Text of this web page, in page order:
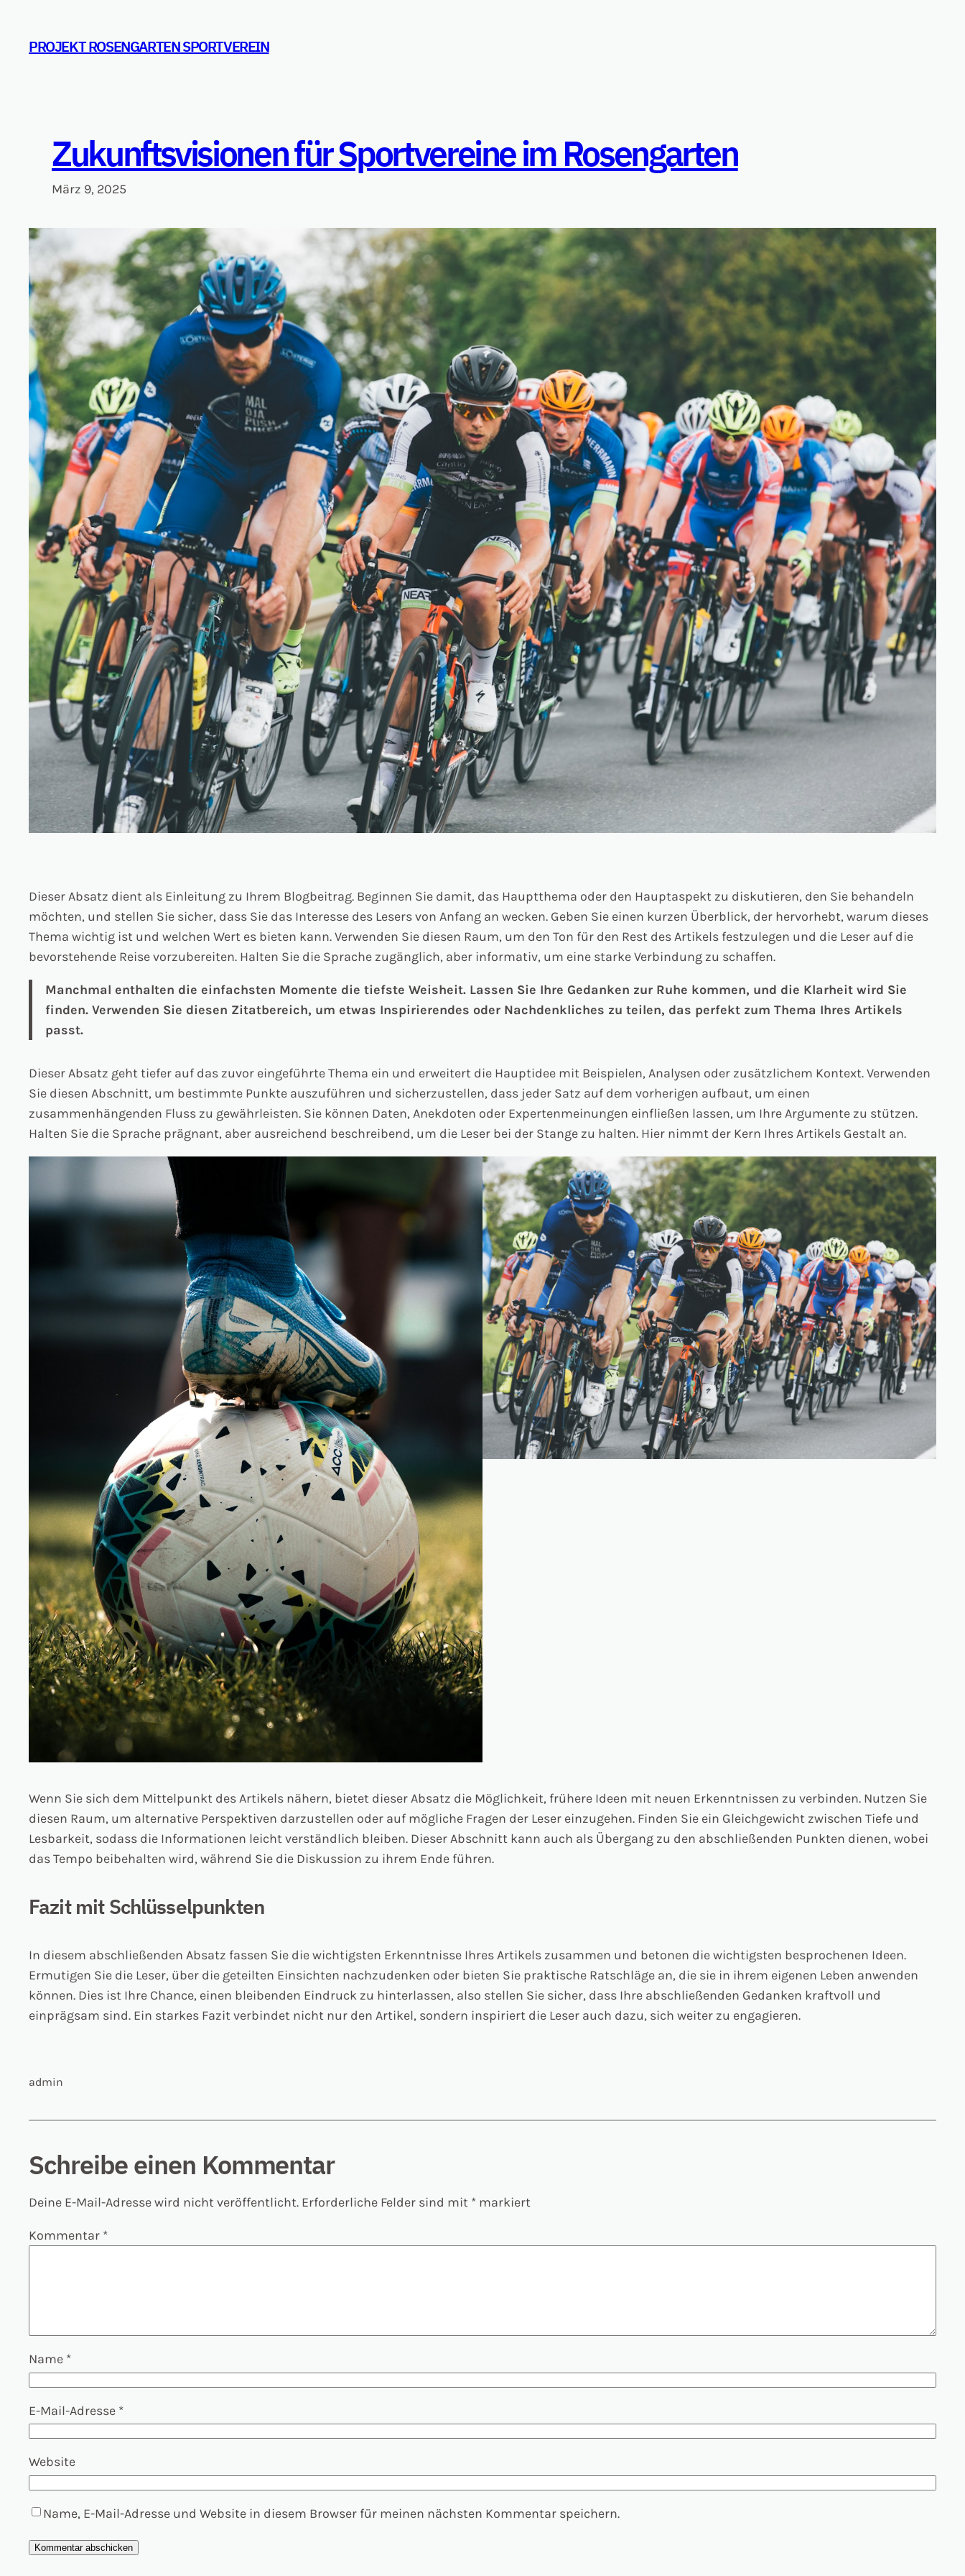
springen
PROJEKT ROSENGARTEN SPORTVEREIN
Zukunftsvisionen für Sportvereine im Rosengarten
März 9, 2025
Dieser Absatz dient als Einleitung zu Ihrem Blogbeitrag. Beginnen Sie damit, das Hauptthema oder den Hauptaspekt zu diskutieren, den Sie behandeln
möchten, und stellen Sie sicher, dass Sie das Interesse des Lesers von Anfang an wecken. Geben Sie einen kurzen Überblick, der hervorhebt, warum dieses
Thema wichtig ist und welchen Wert es bieten kann. Verwenden Sie diesen Raum, um den Ton für den Rest des Artikels festzulegen und die Leser auf die
bevorstehende Reise vorzubereiten. Halten Sie die Sprache zugänglich, aber informativ, um eine starke Verbindung zu schaffen.
Manchmal enthalten die einfachsten Momente die tiefste Weisheit. Lassen Sie Ihre Gedanken zur Ruhe kommen, und die Klarheit wird Sie
finden. Verwenden Sie diesen Zitatbereich, um etwas Inspirierendes oder Nachdenkliches zu teilen, das perfekt zum Thema Ihres Artikels
passt.
Dieser Absatz geht tiefer auf das zuvor eingeführte Thema ein und erweitert die Hauptidee mit Beispielen, Analysen oder zusätzlichem Kontext. Verwenden
Sie diesen Abschnitt, um bestimmte Punkte auszuführen und sicherzustellen, dass jeder Satz auf dem vorherigen aufbaut, um einen
zusammenhängenden Fluss zu gewährleisten. Sie können Daten, Anekdoten oder Expertenmeinungen einfließen lassen, um Ihre Argumente zu stützen.
Halten Sie die Sprache prägnant, aber ausreichend beschreibend, um die Leser bei der Stange zu halten. Hier nimmt der Kern Ihres Artikels Gestalt an.
Wenn Sie sich dem Mittelpunkt des Artikels nähern, bietet dieser Absatz die Möglichkeit, frühere Ideen mit neuen Erkenntnissen zu verbinden. Nutzen Sie
diesen Raum, um alternative Perspektiven darzustellen oder auf mögliche Fragen der Leser einzugehen. Finden Sie ein Gleichgewicht zwischen Tiefe und
Lesbarkeit, sodass die Informationen leicht verständlich bleiben. Dieser Abschnitt kann auch als Übergang zu den abschließenden Punkten dienen, wobei
das Tempo beibehalten wird, während Sie die Diskussion zu ihrem Ende führen.
Fazit mit Schlüsselpunkten
In diesem abschließenden Absatz fassen Sie die wichtigsten Erkenntnisse Ihres Artikels zusammen und betonen die wichtigsten besprochenen Ideen.
Ermutigen Sie die Leser, über die geteilten Einsichten nachzudenken oder bieten Sie praktische Ratschläge an, die sie in ihrem eigenen Leben anwenden
können. Dies ist Ihre Chance, einen bleibenden Eindruck zu hinterlassen, also stellen Sie sicher, dass Ihre abschließenden Gedanken kraftvoll und
einprägsam sind. Ein starkes Fazit verbindet nicht nur den Artikel, sondern inspiriert die Leser auch dazu, sich weiter zu engagieren.
admin
Schreibe einen Kommentar
Deine E-Mail-Adresse wird nicht veröffentlicht. Erforderliche Felder sind mit * markiert
Kommentar *
Name *
E-Mail-Adresse *
Website
Name, E-Mail-Adresse und Website in diesem Browser für meinen nächsten Kommentar speichern.